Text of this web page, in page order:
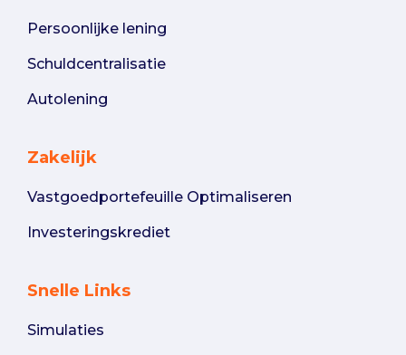
Persoonlijke lening
Schuldcentralisatie
Autolening
Zakelijk
Vastgoedportefeuille Optimaliseren
Investeringskrediet
Snelle Links
Simulaties